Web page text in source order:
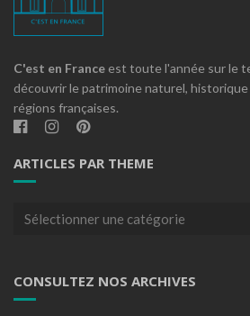
C'est en France est toute l'année sur le
découvrir le patrimoine naturel,
régions françaises.
ARTICLES PAR THEME
Articles
CONSULTEZ NOS ARCHIVES